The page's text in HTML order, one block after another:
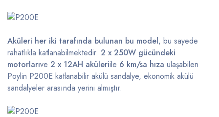
Aküleri her iki tarafında bulunan bu model, bu sayede
rahatlıkla katlanabilmektedir. 2 x 250W gücündeki
motorlarıve 2 x 12AH aküleriile 6 km/sa hıza ulaşabilen
Poylin P200E katlanabilir akülü sandalye, ekonomik akülü
sandalyeler arasında yerini almıştır.